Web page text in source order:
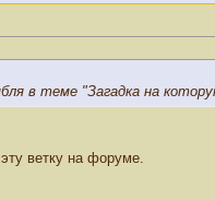
в теме "Загадка на
ветку на форуме.